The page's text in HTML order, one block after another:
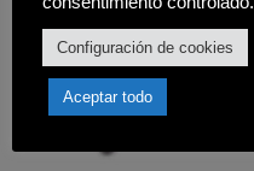
Configuración de cookies
Aceptar todo